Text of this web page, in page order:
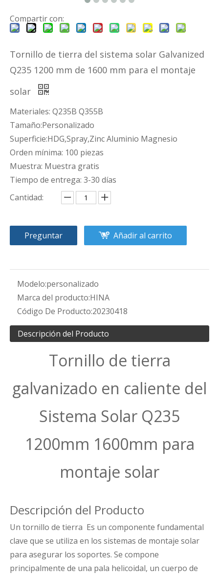
Compartir con:
Tornillo de tierra del sistema solar Galvanized
Q235 1200 mm de 1600 mm para el montaje
solar
Materiales: Q235B Q355B
Tamaño:Personalizado
Superficie:HDG,Spray,Zinc Aluminio Magnesio
Orden mínima: 100 piezas
Muestra: Muestra gratis
Tiempo de entrega: 3-30 días
Cantidad:
Preguntar Añadir al carrito
Modelo:personalizado
Marca del producto:HINA
Código De Producto:20230418
Descripción del Producto
Tornillo de tierra
galvanizado en caliente del
Sistema Solar Q235
1200mm 1600mm para
montaje solar
Descripción del Producto
Un tornillo de tierra Es un componente fundamental
clave que se utiliza en los sistemas de montaje solar
para asegurar los soportes. Se compone
principalmente de una pala helicoidal, un cuerpo de